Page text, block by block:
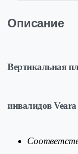
Описание
Вертикальная
инвалидов